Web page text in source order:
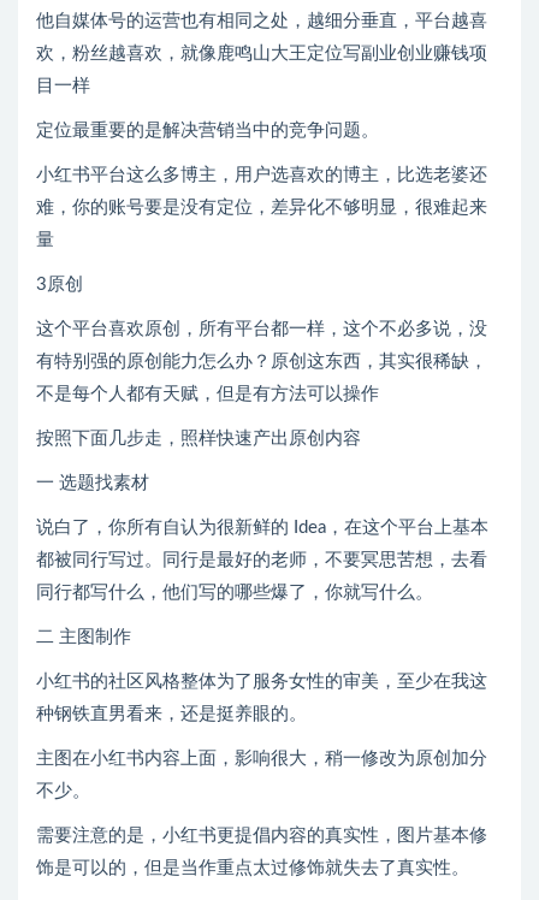
他自媒体号的运营也有相同之处，越细分垂直，平台越喜
欢，粉丝越喜欢，就像鹿鸣山大王定位写副业创业赚钱项
目一样
定位最重要的是解决营销当中的竞争问题。
小红书平台这么多博主，用户选喜欢的博主，比选老婆还
难，你的账号要是没有定位，差异化不够明显，很难起来
量
3原创
这个平台喜欢原创，所有平台都一样，这个不必多说，没
有特别强的原创能力怎么办？原创这东西，其实很稀缺，
不是每个人都有天赋，但是有方法可以操作
按照下面几步走，照样快速产出原创内容
一 选题找素材
说白了，你所有自认为很新鲜的 Idea，在这个平台上基本
都被同行写过。同行是最好的老师，不要冥思苦想，去看
同行都写什么，他们写的哪些爆了，你就写什么。
二 主图制作
小红书的社区风格整体为了服务女性的审美，至少在我这
种钢铁直男看来，还是挺养眼的。
主图在小红书内容上面，影响很大，稍一修改为原创加分
不少。
需要注意的是，小红书更提倡内容的真实性，图片基本修
饰是可以的，但是当作重点太过修饰就失去了真实性。